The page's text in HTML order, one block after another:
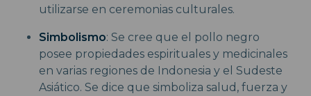
utilizarse en ceremonias culturales.
Simbolismo: Se cree que el pollo negro
posee propiedades espirituales y medicinales
en varias regiones de Indonesia y el Sudeste
Asiático. Se dice que simboliza salud, fuerza y